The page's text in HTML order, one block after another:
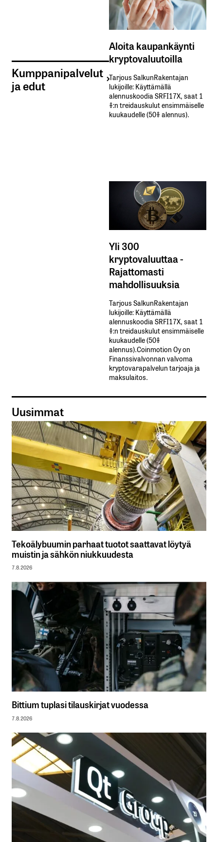
Kumppanipalvelut
ja edut
Aloita kaupankäynti
kryptovaluutoilla
Tarjous SalkunRakentajan
lukijoille: Käyttämällä​ ​
alennuskoodia​ ​SRFI17X,​ ​saat​ ​1
%:n treidauskulut​ ​ensimmäiselle​ ​
kuukaudelle​ ​(50%​ ​alennus).
Yli 300
kryptovaluuttaa -
Rajattomasti
mahdollisuuksia
Tarjous SalkunRakentajan
lukijoille: Käyttämällä​ ​
alennuskoodia​ ​SRFI17X,​ ​saat​ ​1
%:n treidauskulut​ ​ensimmäiselle​ ​
kuukaudelle​ ​(50%​ ​
alennus).Coinmotion Oy on
Finanssivalvonnan valvoma
kryptovarapalvelun tarjoaja ja
maksulaitos.
Uusimmat
Tekoälybuumin parhaat tuotot saattavat löytyä
muistin ja sähkön niukkuudesta
7.8.2026
Bittium tuplasi tilauskirjat vuodessa
7.8.2026